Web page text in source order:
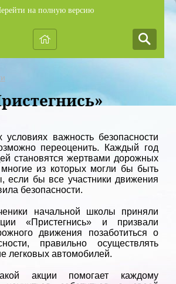
на полную версию
важность безопасности
переоценить. Каждый год
становятся жертвами дорожных
из которых могли бы быть
если бы все участники движения
безопасности.
начальной школы приняли
«Пристегнись» и призвали
движения позаботиться о
правильно осуществлять
легковых автомобилей.
акции помогает каждому